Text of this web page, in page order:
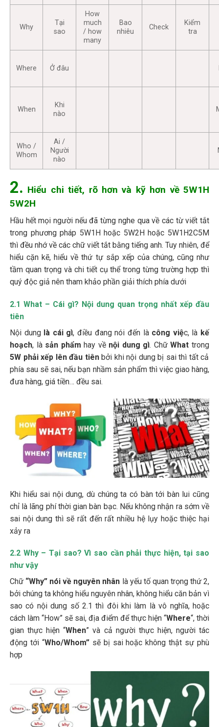
Why
Tại
sao
How
much
/ how
many
Bao
nhiêu
Check
Kiểm
tra
Where Ở đâu
When
Khi
nào
Who /
Whom
Ai /
Người
nào
2. Hiểu chi tiết, rõ hơn và kỹ hơn về 5W1H
5W2H
Hầu hết mọi người nếu đã từng nghe qua về các từ viết tắt
trong phương pháp 5W1H hoặc 5W2H hoặc 5W1H2C5M
thì đều nhớ về các chữ viết tắt bằng tiếng anh. Tuy nhiên, để
hiểu cặn kẽ, hiểu về thứ tự sắp xếp của chúng, cũng như
tầm quan trọng và chi tiết cụ thể trong từng trường hợp thì
quý độc giả nên tham khảo phần giải thích phía dưới
2.1 What – Cái gì? Nội dung quan trọng nhất xếp đầu
tiên
Nội dung là cái gì, điều đang nói đến là công việc, là kế
hoạch, là sản phẩm hay về nội dung gì. ChữWhat trong
5W phải xếp lên đầu tiênbởi khi nội dung bị sai thì tất cả
phía sau sẽ sai, nếu bạn nhầm sản phẩm thì việc giao hàng,
đưa hàng, giá tiền… đều sai.
Khi hiểu sai nội dung, dù chúng ta có bàn tới bàn lui cũng
chỉ là lãng phí thời gian bàn bạc. Nếu không nhận ra sớm về
sai nội dung thì sẽ rất đến rất nhiều hệ lụy hoặc thiệc hại
xảy ra
2.2 Why – Tại sao? Vì sao cần phải thực hiện, tại sao
như vậy
Chữ “Why” nói về nguyên nhân là yếu tố quan trọng thứ 2,
bởi chúng ta không hiểu nguyên nhân, không hiểu căn bản vì
sao có nội dung số 2.1 thì đôi khi làm là vô nghĩa, hoặc
cách làm “How” sẽ sai, địa điểm để thực hiện “Where“, thời
gian thực hiện “When” và cả người thực hiện, người tác
động tới “Who/Whom”sẽ bị sai hoặc không thật sự phù
hợp